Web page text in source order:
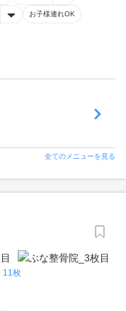
お子様連れOK
全てのメニューを見る
11枚